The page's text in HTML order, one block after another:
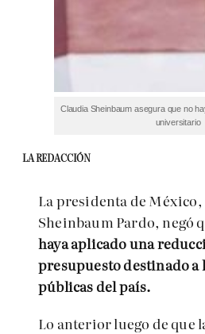
Claudia Sheinbaum asegura que no
universitario
LA REDACCIÓN
La presidenta de
Sheinbaum Pardo, negó
haya aplicado una
presupuesto destinado a
públicas del país.
Lo anterior luego de que